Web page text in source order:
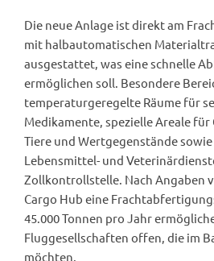
Die neue Anlage ist direkt am
mit halbautomatischen
ausgestattet, was eine schnelle
ermöglichen soll. Besondere
temperaturgeregelte Räume für
Medikamente, spezielle Areale
Tiere und Wertgegenstände
Lebensmittel- und
Zollkontrollstelle. Nach Angaben
Cargo Hub eine
45.000 Tonnen pro Jahr
Fluggesellschaften offen, die im
möchten.